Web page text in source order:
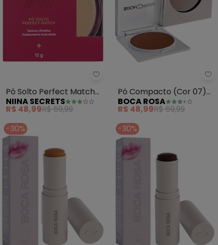
Niina Secrets - Pó Solto
Pó Solto Perfect Match
(Cor 3)
NIINA SECRETS
R$ 48,99R$ 69,99
Pó Compacto (Cor 07)
9g
BOCA ROSA
R$ 48,99R$ 69,99
-30%
-30%